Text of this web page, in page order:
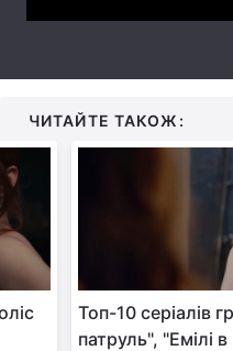
ЧИТАЙТЕ ТАКОЖ:
Топ-10 серіалів
патруль", "Емілі